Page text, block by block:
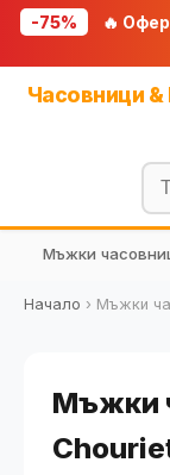
-75% 🔥
Часовници
Мъжки
Начало › Мъжки
Мъжки